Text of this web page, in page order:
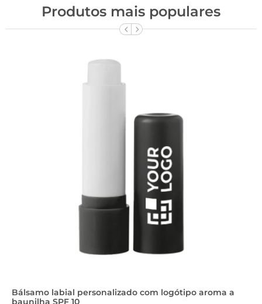
Produtos mais populares
Bálsamo labial personalizado com logótipo aroma a
baunilha SPF 10